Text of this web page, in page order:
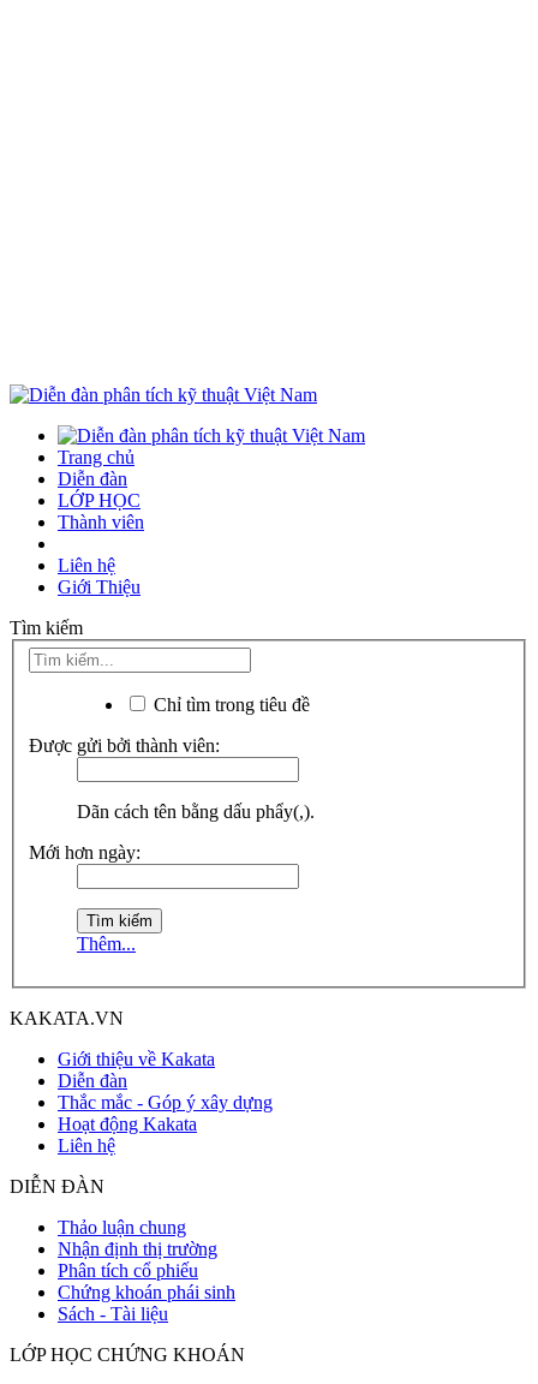
Trang chủ
Diễn đàn
LỚP HỌC
Thành viên
Liên hệ
Giới Thiệu
Tìm kiếm
Chỉ tìm trong tiêu đề
Được gửi bởi thành viên:
Dãn cách tên bằng dấu phẩy(,).
Mới hơn ngày:
Thêm...
KAKATA.VN
Giới thiệu về Kakata
Diễn đàn
Thắc mắc - Góp ý xây dựng
Hoạt động Kakata
Liên hệ
DIỄN ĐÀN
Thảo luận chung
Nhận định thị trường
Phân tích cổ phiếu
Chứng khoán phái sinh
Sách - Tài liệu
LỚP HỌC CHỨNG KHOÁN